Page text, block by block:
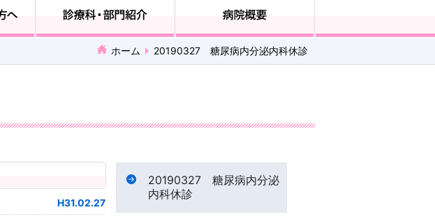
ホーム 20190327 糖尿病内分泌内科休診
H31.02.27
20190327 糖尿病内分泌
内科休診